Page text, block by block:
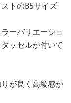
トのB5サイズ
ーバリエーショ
ッセルが付いて
が良く高級感が